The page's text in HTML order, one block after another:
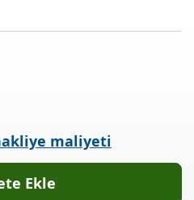
maliyeti
Ekle